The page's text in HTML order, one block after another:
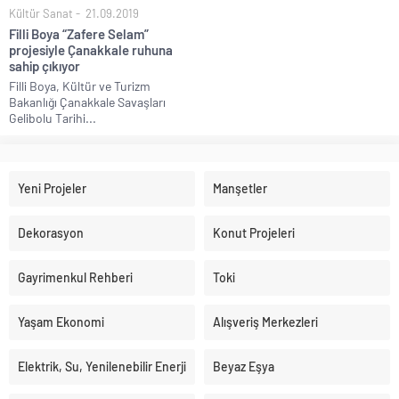
Kültür Sanat 21.09.2019
Filli Boya “Zafere Selam”
projesiyle Çanakkale ruhuna
sahip çıkıyor
Filli Boya, Kültür ve Turizm
Bakanlığı Çanakkale Savaşları
Gelibolu Tarihi...
Yeni Projeler Manşetler
Dekorasyon Konut Projeleri
Gayrimenkul Rehberi Toki
Yaşam Ekonomi Alışveriş Merkezleri
Elektrik, Su, Yenilenebilir Enerji Beyaz Eşya